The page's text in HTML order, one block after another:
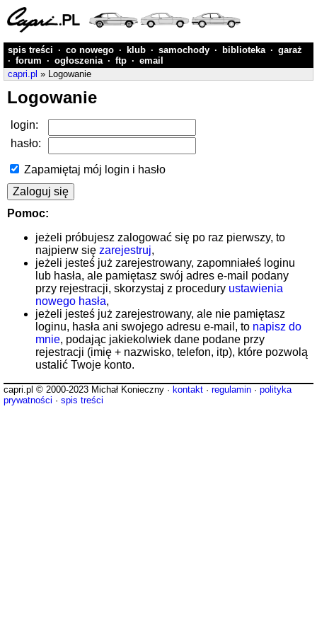
spis treści · co nowego · klub · samochody · biblioteka · garaż
· forum · ogłoszenia · ftp · email
capri.pl » Logowanie
Logowanie
login:
hasło:
Zapamiętaj mój login i hasło
Pomoc:
jeżeli próbujesz zalogować się po raz pierwszy, to
najpierw się zarejestruj,
jeżeli jesteś już zarejestrowany, zapomniałeś loginu
lub hasła, ale pamiętasz swój adres e-mail podany
przy rejestracji, skorzystaj z procedury ustawienia
nowego hasła,
jeżeli jesteś już zarejestrowany, ale nie pamiętasz
loginu, hasła ani swojego adresu e-mail, to napisz do
mnie, podając jakiekolwiek dane podane przy
rejestracji (imię + nazwisko, telefon, itp), które pozwolą
ustalić Twoje konto.
capri.pl © 2000-2023 Michał Konieczny · kontakt · regulamin · polityka
prywatności · spis treści